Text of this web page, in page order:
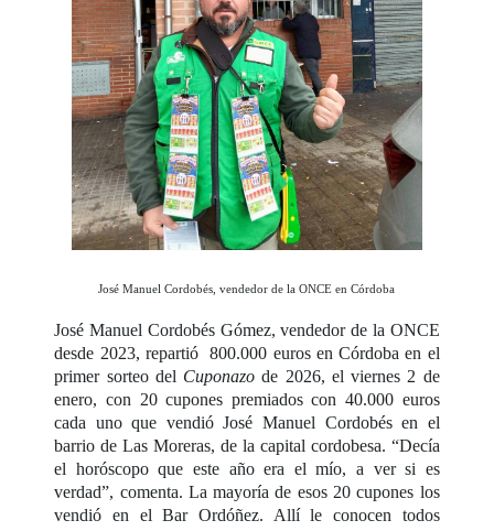
José Manuel Cordobés, vendedor de la ONCE en Córdoba
José Manuel Cordobés Gómez, vendedor de la ONCE
desde 2023, repartió 800.000 euros en Córdoba en el
primer sorteo del Cuponazo de 2026, el viernes 2 de
enero, con 20 cupones premiados con 40.000 euros
cada uno que vendió José Manuel Cordobés en el
barrio de Las Moreras, de la capital cordobesa. “Decía
el horóscopo que este año era el mío, a ver si es
verdad”, comenta. La mayoría de esos 20 cupones los
vendió en el Bar Ordóñez. Allí le conocen todos